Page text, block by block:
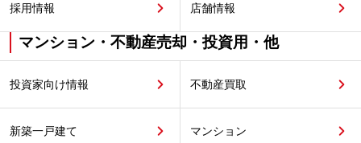
採用情報 店舗情報
マンション・不動産売却・投資用・他
投資家向け情報 不動産買取
新築一戸建て マンション